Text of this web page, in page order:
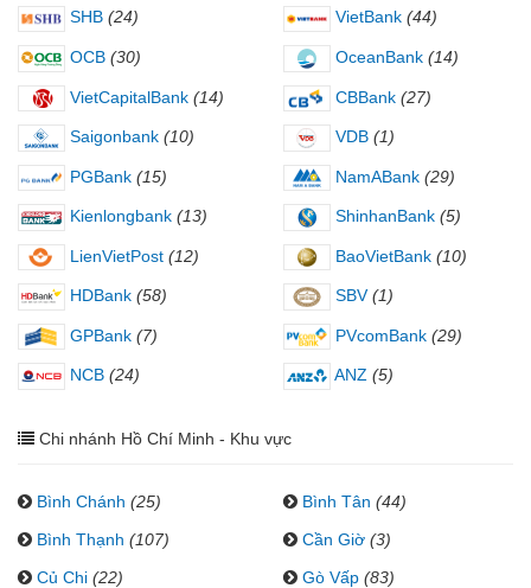
SHB (24) VietBank (44)
OCB (30) OceanBank (14)
VietCapitalBank (14) CBBank (27)
Saigonbank (10) VDB (1)
PGBank (15) NamABank (29)
Kienlongbank (13) ShinhanBank (5)
LienVietPost (12) BaoVietBank (10)
HDBank (58) SBV (1)
GPBank (7) PVcomBank (29)
NCB (24) ANZ (5)
Chi nhánh Hồ Chí Minh - Khu vực
Bình Chánh (25) Bình Tân (44)
Bình Thạnh (107) Cần Giờ (3)
Củ Chi (22) Gò Vấp (83)